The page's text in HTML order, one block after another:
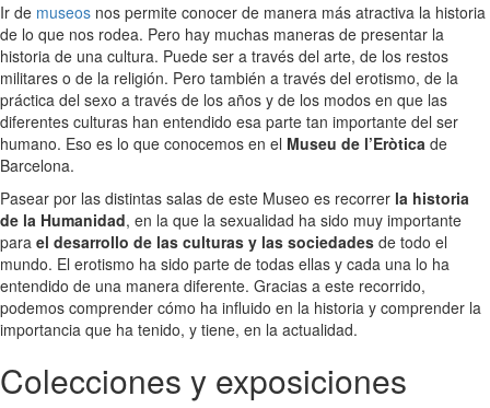
Ir de museos nos permite conocer de manera más atractiva la historia
de lo que nos rodea. Pero hay muchas maneras de presentar la
historia de una cultura. Puede ser a través del arte, de los restos
militares o de la religión. Pero también a través del erotismo, de la
práctica del sexo a través de los años y de los modos en que las
diferentes culturas han entendido esa parte tan importante del ser
humano. Eso es lo que conocemos en el Museu de l’Eròtica de
Barcelona.
Pasear por las distintas salas de este Museo es recorrer la historia
de la Humanidad, en la que la sexualidad ha sido muy importante
para el desarrollo de las culturas y las sociedades de todo el
mundo. El erotismo ha sido parte de todas ellas y cada una lo ha
entendido de una manera diferente. Gracias a este recorrido,
podemos comprender cómo ha influido en la historia y comprender la
importancia que ha tenido, y tiene, en la actualidad.
Colecciones y exposiciones